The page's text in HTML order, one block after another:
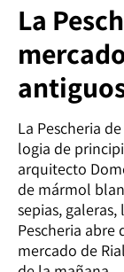
La
La Pescheria
logia de
arquitecto
de mármol
sepias,
Pescheria abre
mercado de